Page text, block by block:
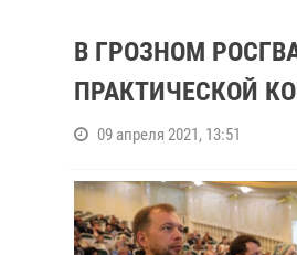
В ГРОЗНОМ
ПРАКТИЧЕСКОЙ
09 апреля 2021, 13:51